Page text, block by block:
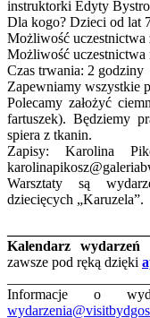
instruktorki Edyty
Dla kogo? Dzieci od lat
Możliwość uczestnictwa
Możliwość uczestnictwa
Czas trwania: 2 godziny
Zapewniamy wszystkie
Polecamy założyć
fartuszek). Będziemy
spiera z tkanin.
Zapisy: Karolina
Warsztaty są
dziecięcych „Karuzela”.
Kalendarz wydarzeń
zawsze pod ręką dzięki
Informacje o